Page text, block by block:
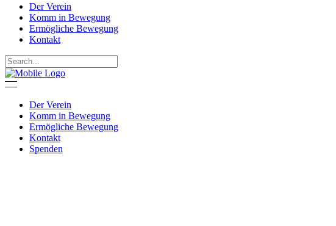
Der Verein
Komm in Bewegung
Ermögliche Bewegung
Kontakt
Der Verein
Komm in Bewegung
Ermögliche Bewegung
Kontakt
Spenden